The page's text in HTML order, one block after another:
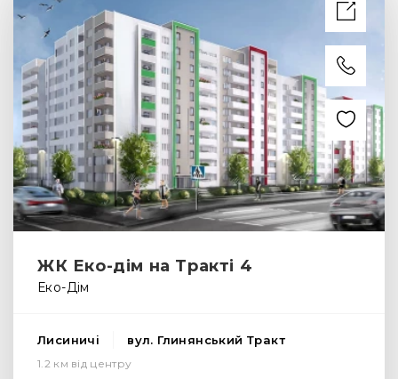
ЖК Еко-дім на Тракті 4
Еко-Дім
Лисиничі вул. Глинянський Тракт
1.2 км від центру